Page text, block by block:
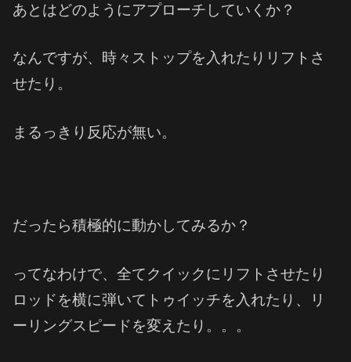
あとはどのようにアプローチしていくか？
なんですが、時々ストップを入れたりリフトさ
せたり。
まるっきり反応が無い。
だったら積極的に動かしてみるか？
ってなわけで、全てクイックにリフトさせたり
ロッドを横に弾いてトゥイッチを入れたり、リ
ーリングスピードを変えたり。。。